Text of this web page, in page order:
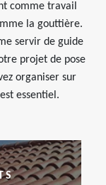
comme travail
la gouttière.
servir de guide
projet de pose
organiser sur
essentiel.